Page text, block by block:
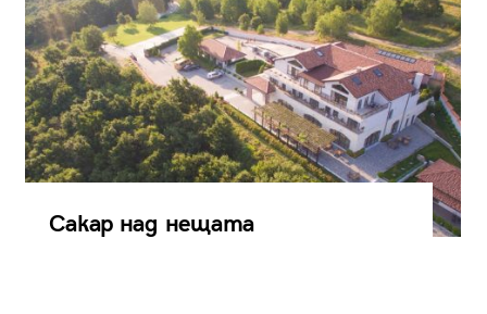
Сакар над нещата